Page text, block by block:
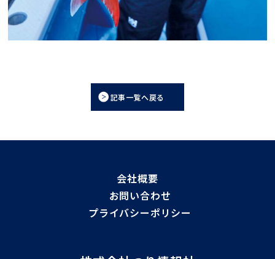
記事一覧へ戻る
会社概要
お問い合わせ
プライバシーポリシー